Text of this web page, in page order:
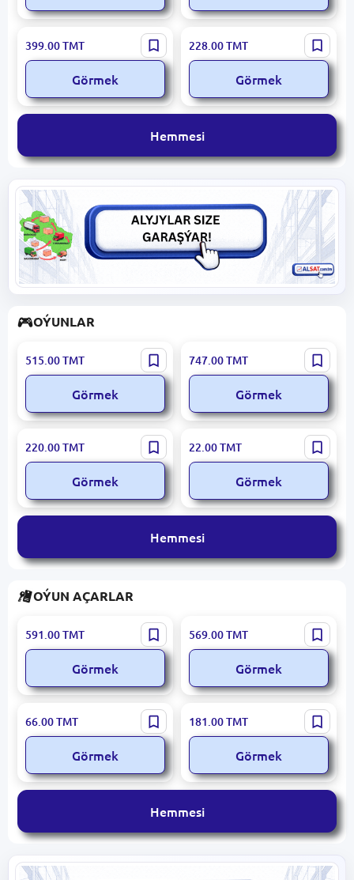
Hedra
399.00TMT
Görmek
Netflix
228.00TMT
Görmek
Hemmesi
OÝUNLAR
Apex Legends Mobile
515.00TMT
Görmek
World of Warcraft
747.00TMT
Görmek
EA SPORTS FC26
220.00TMT
Görmek
Identity V
22.00TMT
Görmek
Hemmesi
OÝUN AÇARLAR
Indiana Jones and the Great
591.00TMT
Görmek
DARK SOULS
569.00TMT
Görmek
A Blind Legend
66.00TMT
Görmek
Resident Evil Requiem
181.00TMT
Görmek
Hemmesi